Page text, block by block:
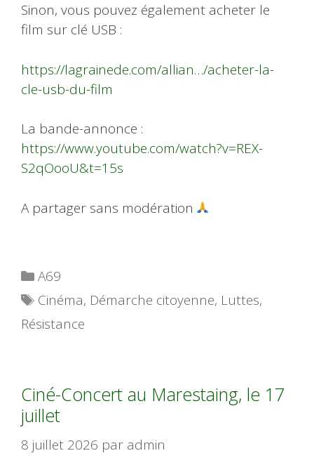
Sinon, vous pouvez également acheter le
film sur clé USB :
https://lagrainede.com/allian…/acheter-la-
cle-usb-du-film
La bande-annonce :
https://www.youtube.com/watch?v=REX-
S2qOooU&t=15s
A partager sans modération
Catégories
A69
Étiquettes
Cinéma, Démarche citoyenne, Luttes,
Résistance
Ciné-Concert au Marestaing, le 17
juillet
8 juillet 2026 par admin